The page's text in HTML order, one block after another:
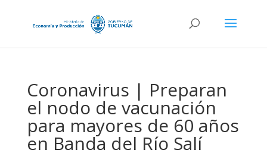
Coronavirus | Preparan
el nodo de vacunación
para mayores de 60 años
en Banda del Río Salí